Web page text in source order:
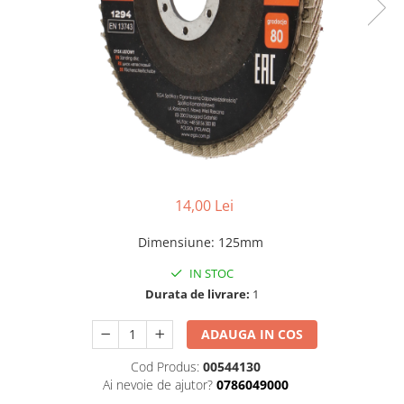
Foarfeci de mana
Galeti de lucru si accesorii
Imbusi si seturi de imbusi
Patenti, clesti si sfici
Pistoale de spuma si silicon
Razuri si razuitoare de mana
Surubelnite si seturi de
Tubulare 1/2 si accesorii
14,00 Lei
Dimensiune: 125mm
IN STOC
Durata de livrare: 1
ADAUGA IN COS
Cod Produs: 00544130
Ai nevoie de ajutor? 0786049000